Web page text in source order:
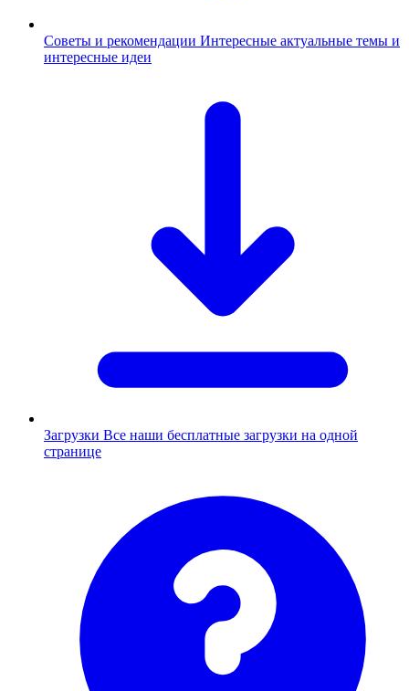
Советы и рекомендации Интересные актуальные темы и
интересные идеи
Загрузки Все наши бесплатные загрузки на одной
странице